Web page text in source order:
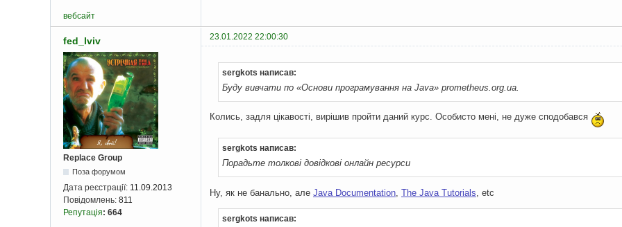
вебсайт
fed_lviv 23.01.2022 22:00:30
Replace Group
Поза форумом
Дата реєстрації: 11.09.2013
Повідомлень: 811
Репутація: 664
sergkots написав:
Буду вивчати по «Основи програмування на Java» prometheus.org.ua.
Колись, задля цікавості, вирішив пройти даний курс. Особисто мені, не дуже сподобався
sergkots написав:
Порадьте толкові довідкові онлайн ресурси
Ну, як не банально, але Java Documentation The Java Tutorials , etc
sergkots написав: